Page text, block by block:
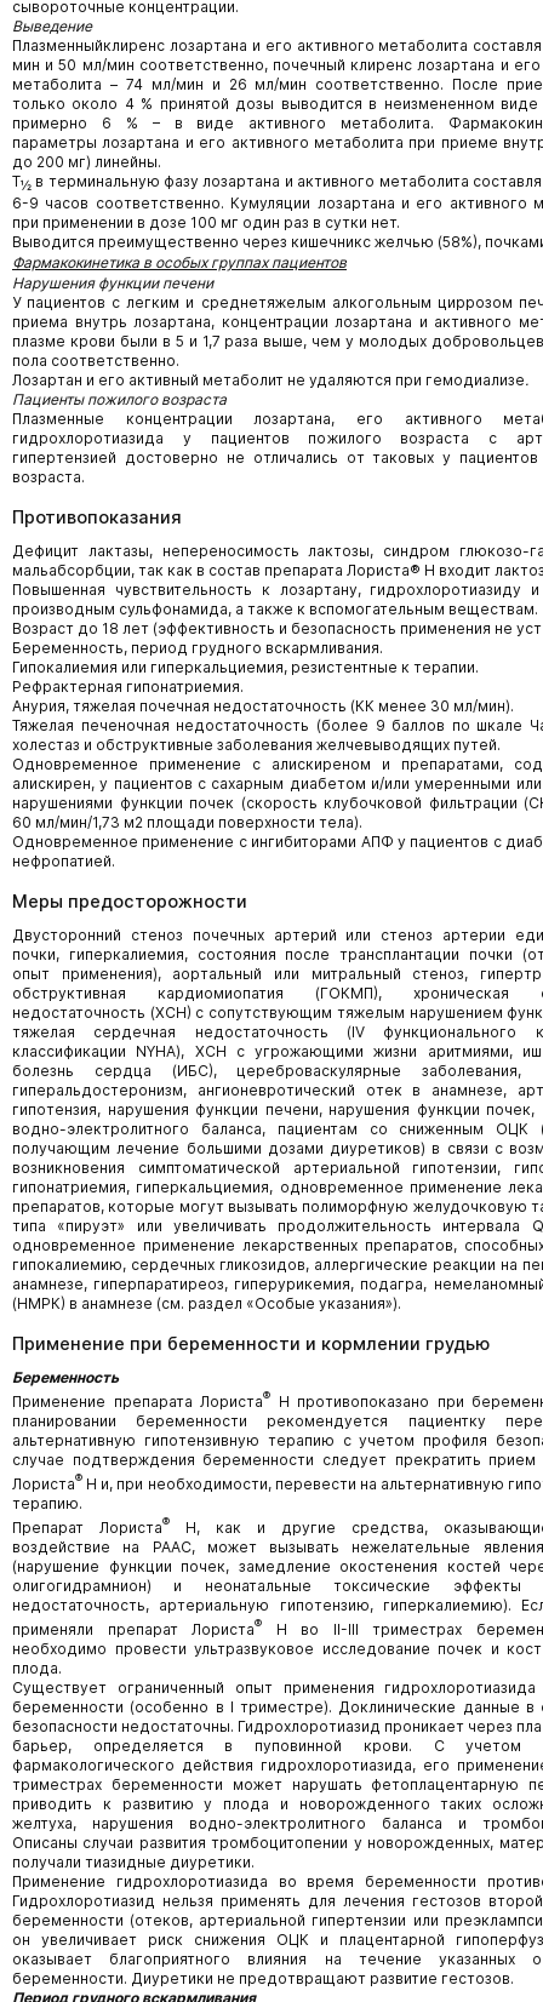
сывороточные концентрации.
Выведение
Плазменныйклиренс лозартана и его активного метаболита
мин и 50 мл/мин соответственно, почечный клиренс лозартана и его
метаболита – 74 мл/мин и 26 мл/мин соответственно. После
только около 4 % принятой дозы выводится в неизмененном
примерно 6 % – в виде активного метаболита.
параметры лозартана и его активного метаболита при приеме
до 200 мг) линейны.
Т½ в терминальную фазу лозартана и активного метаболита
6-9 часов соответственно. Кумуляции лозартана и его активного
при применении в дозе 100 мг один раз в сутки нет.
Выводится преимущественно через кишечникc желчью (58%),
Фармакокинетика в особых группах пациентов
Нарушения функции печени
У пациентов с легким и среднетяжелым алкогольным циррозом
приема внутрь лозартана, концентрации лозартана и активного
плазме крови были в 5 и 1,7 раза выше, чем у молодых
пола соответственно.
Лозартан и его активный метаболит не удаляются при гемодиализе.
Пациенты пожилого возраста
Плазменные концентрации лозартана, его активного
гидрохлоротиазида у пациентов пожилого возраста с
гипертензией достоверно не отличались от таковых у
возраста.
Противопоказания
Дефицит лактазы, непереносимость лактозы, синдром глюкозо-
мальабсорбции, так как в состав препарата Лориста® Н входит
Повышенная чувствительность к лозартану, гидрохлоротиазиду
производным сульфонамида, а также к вспомогательным веществам.
Возраст до 18 лет (эффективность и безопасность применения не
Беременность, период грудного вскармливания.
Гипокалиемия или гиперкальциемия, резистентные к терапии.
Рефрактерная гипонатриемия.
Анурия, тяжелая почечная недостаточность (КК менее 30 мл/мин).
Тяжелая печеночная недостаточность (более 9 баллов по шкале
холестаз и обструктивные заболевания желчевыводящих путей.
Одновременное применение с алискиреном и препаратами,
алискирен, у пациентов с сахарным диабетом и/или умеренными
нарушениями функции почек (скорость клубочковой фильтрации
60 мл/мин/1,73 м2 площади поверхности тела).
Одновременное применение с ингибиторами АПФ у пациентов с
нефропатией.
Меры предосторожности
Двусторонний стеноз почечных артерий или стеноз артерии
почки, гиперкалиемия, состояния после трансплантации почки
опыт применения), аортальный или митральный стеноз,
обструктивная кардиомиопатия (ГОКМП), хроническая
недостаточность (ХСН) с сопутствующим тяжелым нарушением
тяжелая сердечная недостаточность (IV функционального
классификации NYHA), ХСН с угрожающими жизни аритмиями,
болезнь сердца (ИБС), цереброваскулярные заболевания,
гиперальдостеронизм, ангионевротический отек в анамнезе,
гипотензия, нарушения функции печени, нарушения функции почек,
водно-электролитного баланса, пациентам со сниженным ОЦК
получающим лечение большими дозами диуретиков) в связи с
возникновения симптоматической артериальной гипотензии,
гипонатриемия, гиперкальциемия, одновременное применение
препаратов, которые могут вызывать полиморфную желудочковую
типа «пируэт» или увеличивать продолжительность интервала
одновременное применение лекарственных препаратов,
гипокалиемию, сердечных гликозидов, аллергические реакции на
анамнезе, гиперпаратиреоз, гиперурикемия, подагра,
(НМРК) в анамнезе (см. раздел «Особые указания»).
Применение при беременности и кормлении грудью
Беременность
Применение препарата Лориста®
Н противопоказано при
планировании беременности рекомендуется пациентку
альтернативную гипотензивную терапию с учетом профиля
случае подтверждения беременности следует прекратить прием
Лориста® Н и, при необходимости, перевести на альтернативную
терапию.
Препарат Лориста®
Н, как и другие средства,
воздействие на РААС, может вызывать нежелательные
(нарушение функции почек, замедление окостенения костей
олигогидрамнион) и неонатальные токсические эффекты
недостаточность, артериальную гипотензию, гиперкалиемию).
применяли препарат Лориста®
Н во II-III триместрах
необходимо провести ультразвуковое исследование почек и
плода.
Существует ограниченный опыт применения
беременности (особенно в I триместре). Доклинические данные в
безопасности недостаточны. Гидрохлоротиазид проникает через
барьер, определяется в пуповинной крови. С учетом
фармакологического действия гидрохлоротиазида, его
триместрах беременности может нарушать фетоплацентарную
приводить к развитию у плода и новорожденного таких
желтуха, нарушения водно-электролитного баланса и
Описаны случаи развития тромбоцитопении у новорожденных,
получали тиазидные диуретики.
Применение гидрохлоротиазида во время беременности
Гидрохлоротиазид нельзя применять для лечения гестозов
беременности (отеков, артериальной гипертензии или
он увеличивает риск снижения ОЦК и плацентарной
оказывает благоприятного влияния на течение указанных
беременности. Диуретики не предотвращают развитие гестозов.
Период грудного вскармливания